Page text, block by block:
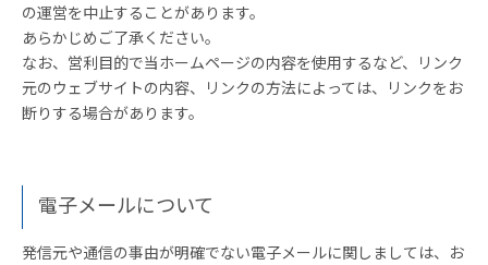
の運営を中止することがあります。
あらかじめご了承ください。
なお、営利目的で当ホームページの内容を使用するなど、リンク
元のウェブサイトの内容、リンクの方法によっては、リンクをお
断りする場合があります。
電子メールについて
発信元や通信の事由が明確でない電子メールに関しましては、お